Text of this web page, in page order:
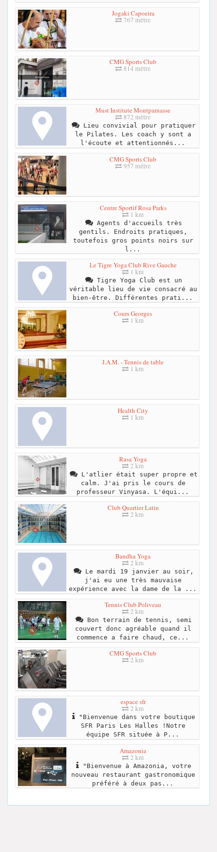
Jogaki Capoeira
767 mètre
CMG Sports Club
814 mètre
Must Institute Montparnasse
872 mètre
Lieu convivial pour pratiquer
le Pilates. Les coach y sont a
l'écoute et attentionnés...
CMG Sports Club
957 mètre
Centre Sportif Rosa Parks
1 km
Agents d'accueils très
gentils. Endroits pratiques,
toutefois gros points noirs sur
l...
Le Tigre Yoga Club Rive Gauche
1 km
Tigre Yoga Club est un
véritable lieu de vie consacré au
bien-être. Différentes prati...
Cours Georges
1 km
J.A.M. - Tennis de table
1 km
Health City
1 km
Rasa Yoga
2 km
L'atlier était super propre et
calm. J'ai pris le cours de
professeur Vinyasa. L'équi...
Club Quartier Latin
2 km
Bandha Yoga
2 km
Le mardi 19 janvier au soir,
j'ai eu une très mauvaise
expérience avec la dame de la ...
Tennis Club Poliveau
2 km
Bon terrain de tennis, semi
couvert donc agréable quand il
commence a faire chaud, ce...
CMG Sports Club
2 km
espace sfr
2 km
"Bienvenue dans votre boutique
SFR Paris Les Halles !Notre
équipe SFR située à P...
Amazonia
2 km
"Bienvenue à Amazonia, votre
nouveau restaurant gastronomique
préféré à deux pas...